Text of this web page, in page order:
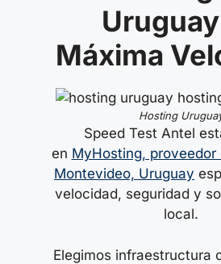
Máxima
Hosting
Speed Test Antel
en MyHosting, proveedor
Montevideo, Uruguay
velocidad, seguridad y
local.
Elegimos infraestructura